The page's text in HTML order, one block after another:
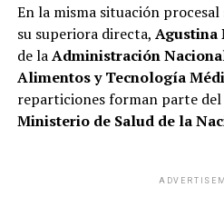
A la ecuación se le suma la
libertarios deeliminar o
en la actualidad parece lejano,
oposición logre ordenarse. “Si
le prendemos velas a Kicillof
En la misma situación
su superiora directa, Agustina
de laAdministración
Alimentos y Tecnología
reparticiones forman parte
Ministerio de Salud de la